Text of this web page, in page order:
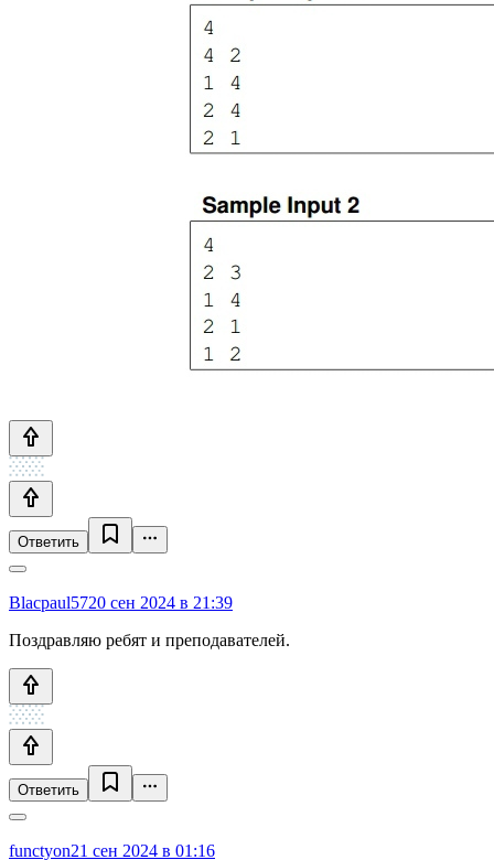
Ответить
Blacpaul5720 сен 2024 в 21:39
Поздравляю ребят и преподавателей.
Ответить
functyon21 сен 2024 в 01:16